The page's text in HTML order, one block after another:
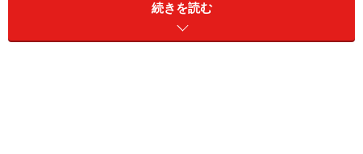
続きを読む